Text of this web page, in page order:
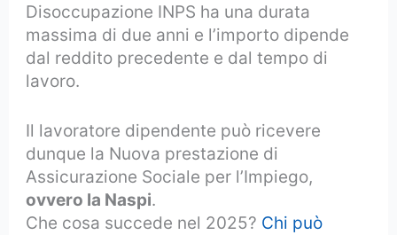
Disoccupazione INPS ha una durata
massima di due anni e l’importo dipende
dal reddito precedente e dal tempo di
lavoro.
Il lavoratore dipendente può ricevere
dunque la Nuova prestazione di
Assicurazione Sociale per l’Impiego,
ovvero la Naspi.
Che cosa succede nel 2025? Chi può